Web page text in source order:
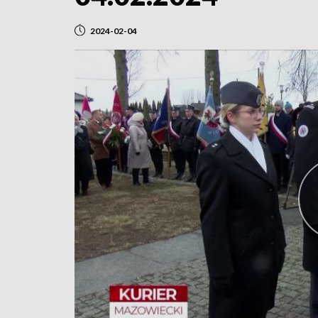
2024-02-04